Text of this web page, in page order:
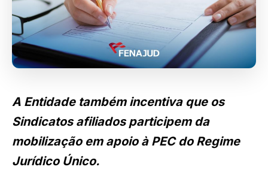
A Entidade também incentiva que os
Sindicatos afiliados participem da
mobilização em apoio à PEC do Regime
Jurídico Único.